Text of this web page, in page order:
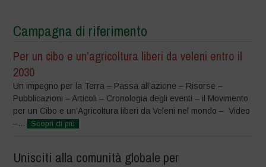
Campagna di riferimento
Per un cibo e un’agricoltura liberi da veleni entro il
2030
Un impegno per la Terra – Passa all’azione – Risorse –
Pubblicazioni – Articoli – Cronologia degli eventi – il Movimento
per un Cibo e un’Agricoltura liberi da Veleni nel mondo – Video
–...
Scopri di più
Unisciti alla comunità globale per